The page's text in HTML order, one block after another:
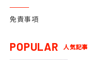
免責事項
POPULAR 人気記事